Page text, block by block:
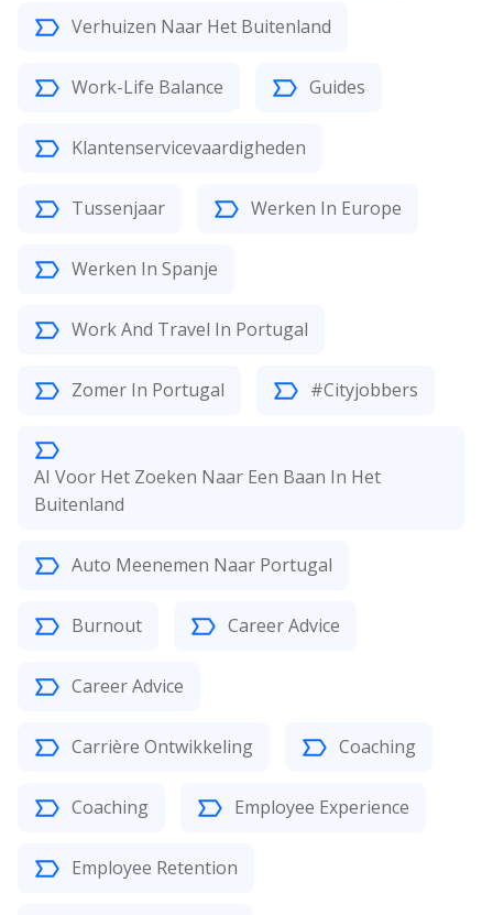
Verhuizen Naar Het Buitenland
Work-Life Balance Guides
Klantenservicevaardigheden
Tussenjaar Werken In Europe
Werken In Spanje
Work And Travel In Portugal
Zomer In Portugal #Cityjobbers
AI Voor Het Zoeken Naar Een Baan In Het
Buitenland
Auto Meenemen Naar Portugal
Burnout Career Advice
Career Advice
Carrière Ontwikkeling Coaching
Coaching Employee Experience
Employee Retention